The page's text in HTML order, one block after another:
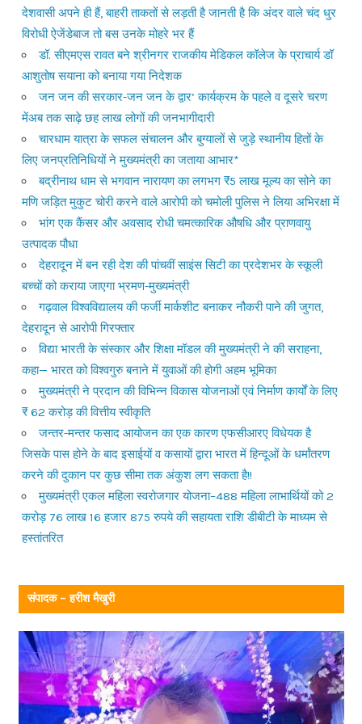
देशवासी अपने ही हैं, बाहरी ताकतों से लड़ती है जानती है कि अंदर वाले चंद धुर
विरोधी ऐजेंडेबाज तो बस उनके मोहरे भर हैं
डॉ. सीएमएस रावत बने श्रीनगर राजकीय मेडिकल कॉलेज के प्राचार्य डॉ
आशुतोष सयाना को बनाया गया निदेशक
जन जन की सरकार-जन जन के द्वार’ कार्यक्रम के पहले व दूसरे चरण
मेंअब तक साढ़े छह लाख लोगों की जनभागीदारी
चारधाम यात्रा के सफल संचालन और बुग्यालों से जुड़े स्थानीय हितों के
लिए जनप्रतिनिधियों ने मुख्यमंत्री का जताया आभार*
बद्रीनाथ धाम से भगवान नारायण का लगभग ₹5 लाख मूल्य का सोने का
मणि जड़ित मुकुट चोरी करने वाले आरोपी को चमोली पुलिस ने लिया अभिरक्षा में
भांग एक कैंसर और अवसाद रोधी चमत्कारिक औषधि और प्राणवायु
उत्पादक पौधा
देहरादून में बन रही देश की पांचवीं साइंस सिटी का प्रदेशभर के स्कूली
बच्चों को कराया जाएगा भ्रमण-मुख्यमंत्री
गढ़वाल विश्वविद्यालय की फर्जी मार्कशीट बनाकर नौकरी पाने की जुगत,
देहरादून से आरोपी गिरफ्तार
विद्या भारती के संस्कार और शिक्षा मॉडल की मुख्यमंत्री ने की सराहना,
कहा— भारत को विश्वगुरु बनाने में युवाओं की होगी अहम भूमिका
मुख्यमंत्री ने प्रदान की विभिन्न विकास योजनाओं एवं निर्माण कार्यों के लिए
₹ 62 करोड़ की वित्तीय स्वीकृति
जन्तर-मन्तर फसाद आयोजन का एक कारण एफसीआरए विधेयक है
जिसके पास होने के बाद इसाईयों व कसायों द्वारा भारत में हिन्दूओं के धर्मांतरण
करने की दुकान पर कुछ सीमा तक अंकुश लग सकता है!!
मुख्यमंत्री एकल महिला स्वरोजगार योजना–488 महिला लाभार्थियों को 2
करोड़ 76 लाख 16 हजार 875 रुपये की सहायता राशि डीबीटी के माध्यम से
हस्तांतरित
संपादक – हरीश मैखुरी